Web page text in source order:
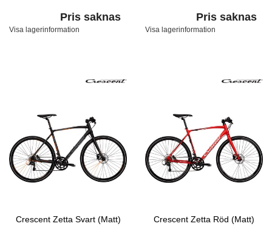
Pris saknas
Visa lagerinformation
Pris saknas
Visa lagerinformation
Crescent Zetta Svart (Matt) Crescent Zetta Röd (Matt)